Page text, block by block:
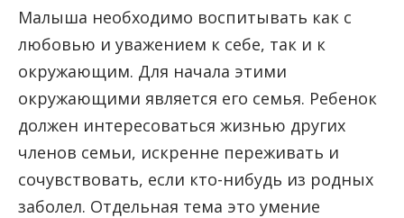
Малыша необходимо воспитывать как с
любовью и уважением к себе, так и к
окружающим. Для начала этими
окружающими является его семья. Ребенок
должен интересоваться жизнью других
членов семьи, искренне переживать и
сочувствовать, если кто-нибудь из родных
заболел. Отдельная тема это умение